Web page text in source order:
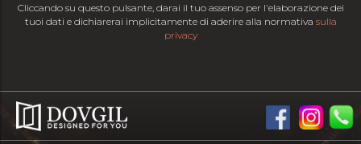
Cliccando su questo pulsante, darai il tuo assenso per l'elaborazione dei
tuoi dati e dichiarerai implicitamente di aderire alla normativa sulla
privacy